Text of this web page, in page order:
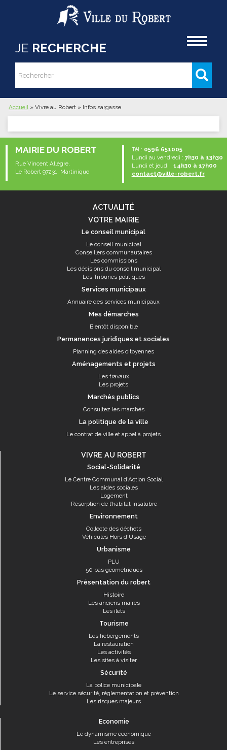
Aller au contenu principal
JE RECHERCHE
Formulaire de recherche
Rechercher
Vous êtes ici
Accueil » Vivre au Robert » Infos sargasse
MAIRIE DU ROBERT
Rue Vincent Allègre,
Le Robert 97231, Martinique
Tél : 0596 651005
Lundi au vendredi : 7h30 à 13h30
Lundi et jeudi : 14h30 à 17h00
contact@ville-robert.fr
ACTUALITÉ
VOTRE MAIRIE
Le conseil municipal
Le conseil municipal
Conseillers communautaires
Les commissions
Les décisions du conseil municipal
Les Tribunes politiques
Services municipaux
Annuaire des services municipaux
Mes démarches
Bientôt disponible
Permanences juridiques et sociales
Planning des aides citoyennes
Aménagements et projets
Les travaux
Les projets
Marchés publics
Consultez les marchés
La politique de la ville
Le contrat de ville et appel à projets
VIVRE AU ROBERT
Social-Solidarité
Le Centre Communal d'Action Social
Les aides sociales
Logement
Résorption de l’habitat insalubre
Environnement
Collecte des déchets
Véhicules Hors d'Usage
Urbanisme
PLU
50 pas géométriques
Présentation du robert
Histoire
Les anciens maires
Les îlets
Tourisme
Les hébergements
La restauration
Les activités
Les sites à visiter
Sécurité
La police municipale
Le service sécurité, réglementation et prévention
Les risques majeurs
Economie
Le dynamisme économique
Les entreprises